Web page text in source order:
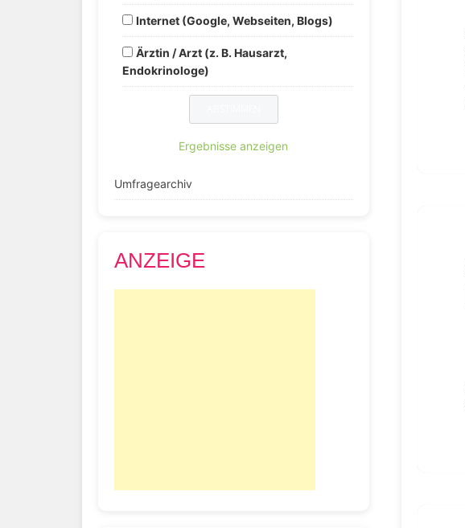
Internet (Google, Webseiten, Blogs)
Ärztin / Arzt (z. B. Hausarzt,
Endokrinologe)
Ergebnisse anzeigen
Umfragearchiv
ANZEIGE